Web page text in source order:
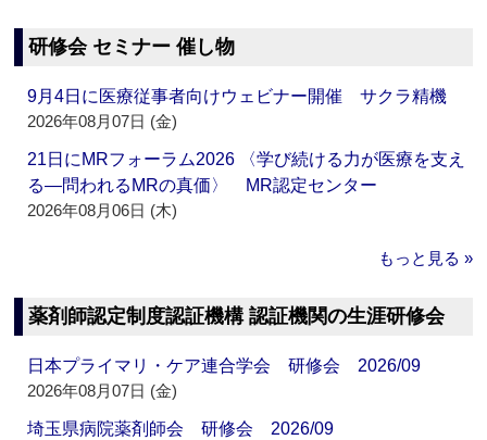
研修会 セミナー 催し物
9月4日に医療従事者向けウェビナー開催 サクラ精機
2026年08月07日 (金)
21日にMRフォーラム2026 〈学び続ける力が医療を支え
る―問われるMRの真価〉 MR認定センター
2026年08月06日 (木)
もっと見る »
薬剤師認定制度認証機構 認証機関の生涯研修会
日本プライマリ・ケア連合学会 研修会 2026/09
2026年08月07日 (金)
埼玉県病院薬剤師会 研修会 2026/09